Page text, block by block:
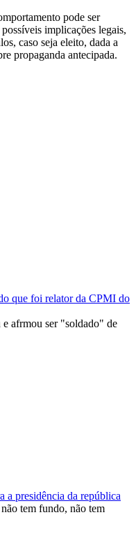
pode ser
implicações legais,
caso seja eleito, dada a
propaganda antecipada.
que foi relator da CPMI do
afrmou ser "soldado" de
a presidência da república
tem fundo, não tem